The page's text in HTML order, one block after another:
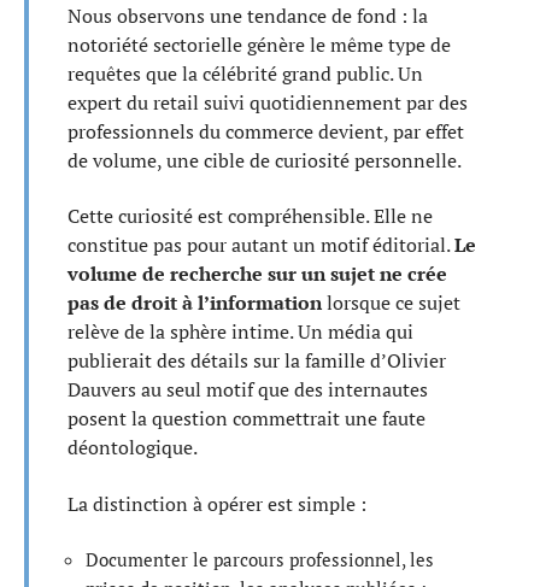
Nous observons une tendance de fond : la
notoriété sectorielle génère le même type de
requêtes que la célébrité grand public. Un
expert du retail suivi quotidiennement par des
professionnels du commerce devient, par effet
de volume, une cible de curiosité personnelle.
Cette curiosité est compréhensible. Elle ne
constitue pas pour autant un motif éditorial.Le
volume de recherche sur un sujet ne crée
pas de droit à l’informationlorsque ce sujet
relève de la sphère intime. Un média qui
publierait des détails sur la famille d’Olivier
Dauvers au seul motif que des internautes
posent la question commettrait une faute
déontologique.
La distinction à opérer est simple :
Documenter le parcours professionnel, les